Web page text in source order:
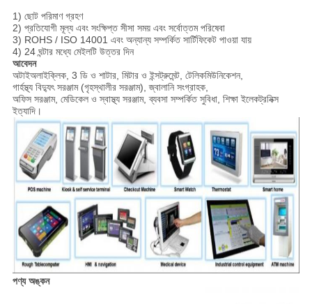
1) ছোট পরিমাণ গ্রহণ
2) প্রতিযোগী মূল্য এবং সংক্ষিপ্ত সীসা সময় এবং সর্বোত্তম পরিষেবা
3) ROHS / ISO 14001 এবং অন্যান্য সম্পর্কিত সার্টিফিকেট পাওয়া যায়
4) 24 ঘন্টার মধ্যে মেইলটি উত্তর দিন
আবেদন
অটাইঅলাইক্লিক, 3 ডি ও শাটার, মিটার ও ইন্সট্রুমেন্ট, টেলিকমিউনিকেশন,
গার্হস্থ্য বিদ্যুৎ সরঞ্জাম (গৃহস্থালীর সরঞ্জাম), জ্বালানি সংগ্রাহক,
অফিস সরঞ্জাম, মেডিকেল ও স্বাস্থ্য সরঞ্জাম, ব্যবসা সম্পর্কিত সুবিধা, শিক্ষা ইলেকট্রনিক্স
ইত্যাদি।
পণ্য অঙ্কন